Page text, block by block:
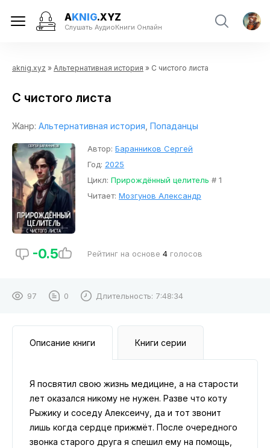
AKNIG.XYZ
Слушать АудиоКниги Онлайн
aknig.xyz » Альтернативная история » С чистого листа
С чистого листа
Жанр: Альтернативная история Попаданцы
Автор: Баранников Сергей
Год: 2025
Цикл: Прирождённый целитель # 1
Читает: Мозгунов Александр
-0.5 Рейтинг на основе 4 голосов
97 0 Длительность: 7:48:34
Описание книги Книги серии
Я посвятил свою жизнь медицине, а на старости
лет оказался никому не нужен. Разве что коту
Рыжику и соседу Алексеичу, да и тот звонит
лишь когда сердце прижмёт. После очередного
звонка старого друга я спешил ему на помощь,